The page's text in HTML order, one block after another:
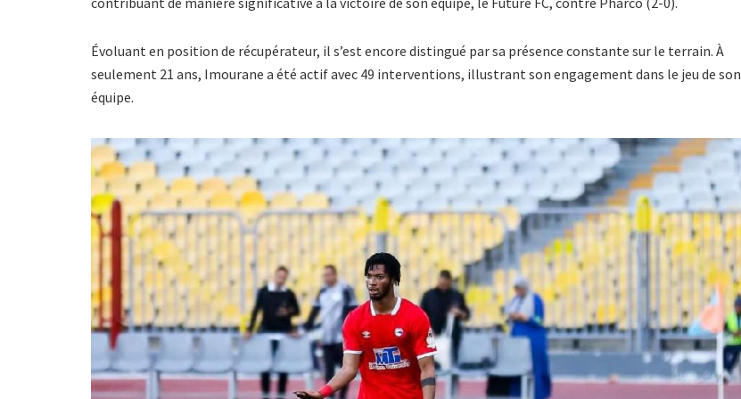
Évoluant en position de récupérateur, il s’est encore distingué par sa présence constante sur le terrain. À
seulement 21 ans, Imourane a été actif avec 49 interventions, illustrant son engagement dans le jeu de son
équipe.